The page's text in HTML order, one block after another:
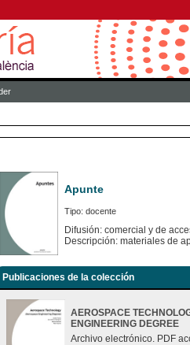
Apunte
Tipo: docente
Difusión: comercial y de
Descripción: materiales de
Publicaciones de la colección
AEROSPACE
ENGINEERING DEGREE
Archivo electrónico. PDF